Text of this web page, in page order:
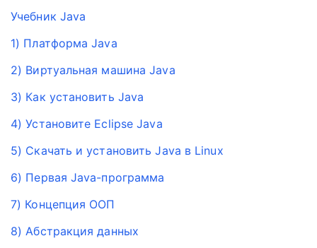
Учебник Java
1) Платформа Java
2) Виртуальная машина Java
3) Как установить Java
4) Установите Eclipse Java
5) Скачать и установить Java в Linux
6) Первая Java-программа
7) Концепция ООП
8) Абстракция данных